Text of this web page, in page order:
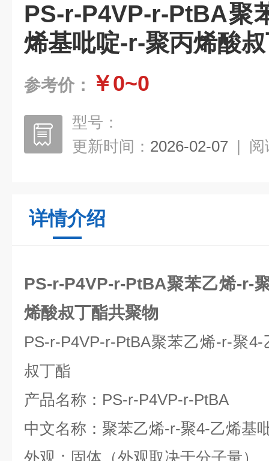
PS-r-P4VP-r-PtBA聚
烯基吡啶-r-聚丙烯酸
参考价： ￥0~0
型号：
更新时间： 2026-02-07 | 阅
详情介绍
PS-r-P4VP-r-PtBA聚苯乙烯-r-
烯酸叔丁酯共聚物
PS-r-P4VP-r-PtBA聚苯乙烯-r-聚4-
叔丁酯
产品名称： PS-r-P4VP-r-PtBA
中文名称：聚苯乙烯-r-聚4-乙烯基
外观：固体（外观取决于分子量）